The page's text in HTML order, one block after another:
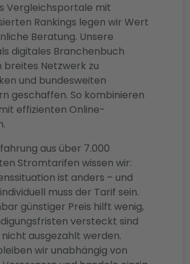
Vergleichsportale mit
Rankings legen wir Wert
Beratung. Unsere
digitales Branchenbuch
breites Netzwerk zu
und bundesweiten
geschaffen. So kombinieren
effizienten Online-
aus über 7.000
Stromtarifen wissen wir:
ist anders – und
muss der Tarif sein.
günstiger Preis hilft wenig,
versteckt sind
nicht ausgezahlt werden.
wir unabhängig von